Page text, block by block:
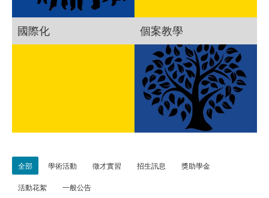
國際化 個案教學
全部 學術活動 徵才實習 招生訊息 獎助學金
活動花絮 一般公告